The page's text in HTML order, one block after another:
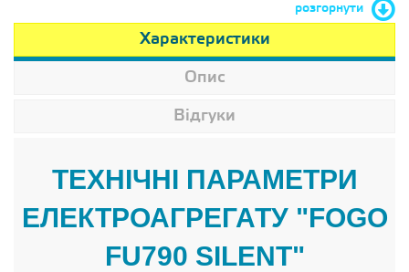
розгорнути
Характеристики
Опис
Відгуки
ТЕХНІЧНІ ПАРАМЕТРИ
ЕЛЕКТРОАГРЕГАТУ "FOGO
FU790 SILENT"